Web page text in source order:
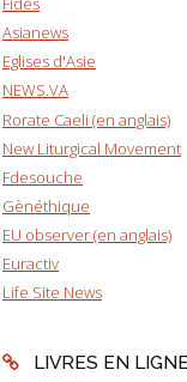
Asianews
Eglises d'Asie
NEWS.VA
Rorate Caeli (en anglais)
New Liturgical Movement
Fdesouche
Gènéthique
EU observer (en anglais)
Euractiv
Life Site News
LIVRES EN